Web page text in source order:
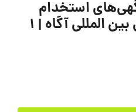
استخدام
موسسه پژوهشگران بین المللی آگاه | 1